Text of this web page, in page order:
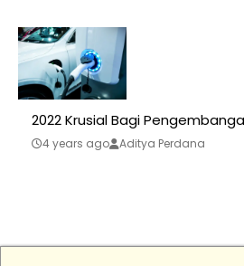
2022 Krusial Bagi
4 years ago Aditya Perdana